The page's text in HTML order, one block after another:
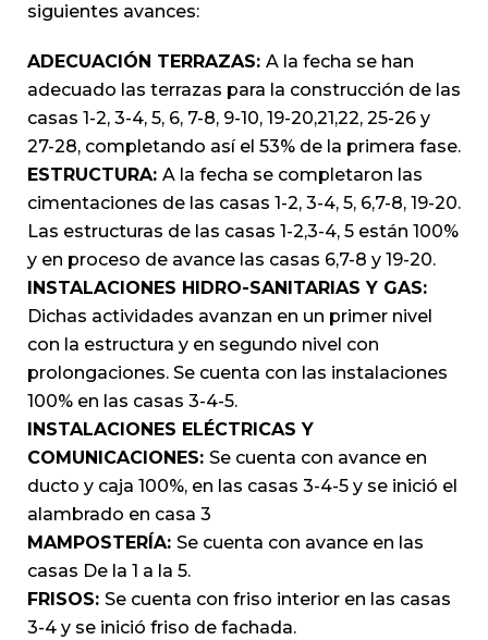
siguientes avances:
ADECUACIÓN TERRAZAS: A la fecha se han
adecuado las terrazas para la construcción de las
casas 1-2, 3-4, 5, 6, 7-8, 9-10, 19-20,21,22, 25-26 y
27-28, completando así el 53% de la primera fase.
ESTRUCTURA: A la fecha se completaron las
cimentaciones de las casas 1-2, 3-4, 5, 6,7-8, 19-20.
Las estructuras de las casas 1-2,3-4, 5 están 100%
y en proceso de avance las casas 6,7-8 y 19-20.
INSTALACIONES HIDRO-SANITARIAS Y GAS:
Dichas actividades avanzan en un primer nivel
con la estructura y en segundo nivel con
prolongaciones. Se cuenta con las instalaciones
100% en las casas 3-4-5.
INSTALACIONES ELÉCTRICAS Y
COMUNICACIONES: Se cuenta con avance en
ducto y caja 100%, en las casas 3-4-5 y se inició el
alambrado en casa 3
MAMPOSTERÍA: Se cuenta con avance en las
casas De la 1 a la 5.
FRISOS: Se cuenta con friso interior en las casas
3-4 y se inició friso de fachada.